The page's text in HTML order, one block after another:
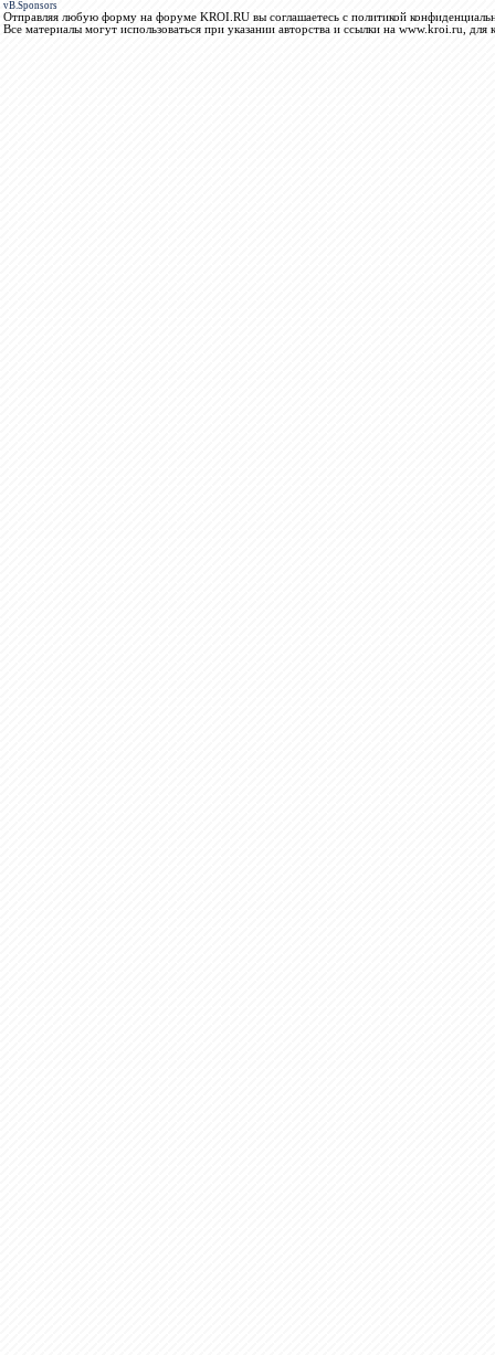
vB.Sponsors
Отправляя любую форму на форуме KROI.RU вы соглашаетесь с политикой
Все материалы могут использоваться при указании авторства и ссылки на www.kroi.ru, для